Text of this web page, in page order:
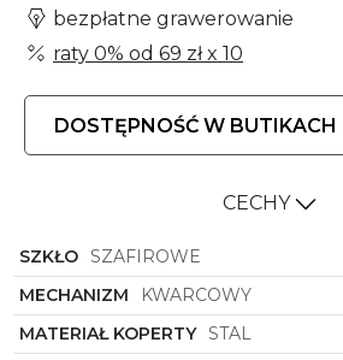
bezpłatne grawerowanie
raty 0% od 69 złx 10
DOSTĘPNOŚĆ W BUTIKACH
CECHY
SZKŁO SZAFIROWE
MECHANIZM
KWARCOWY
MATERIAŁ KOPERTY STAL